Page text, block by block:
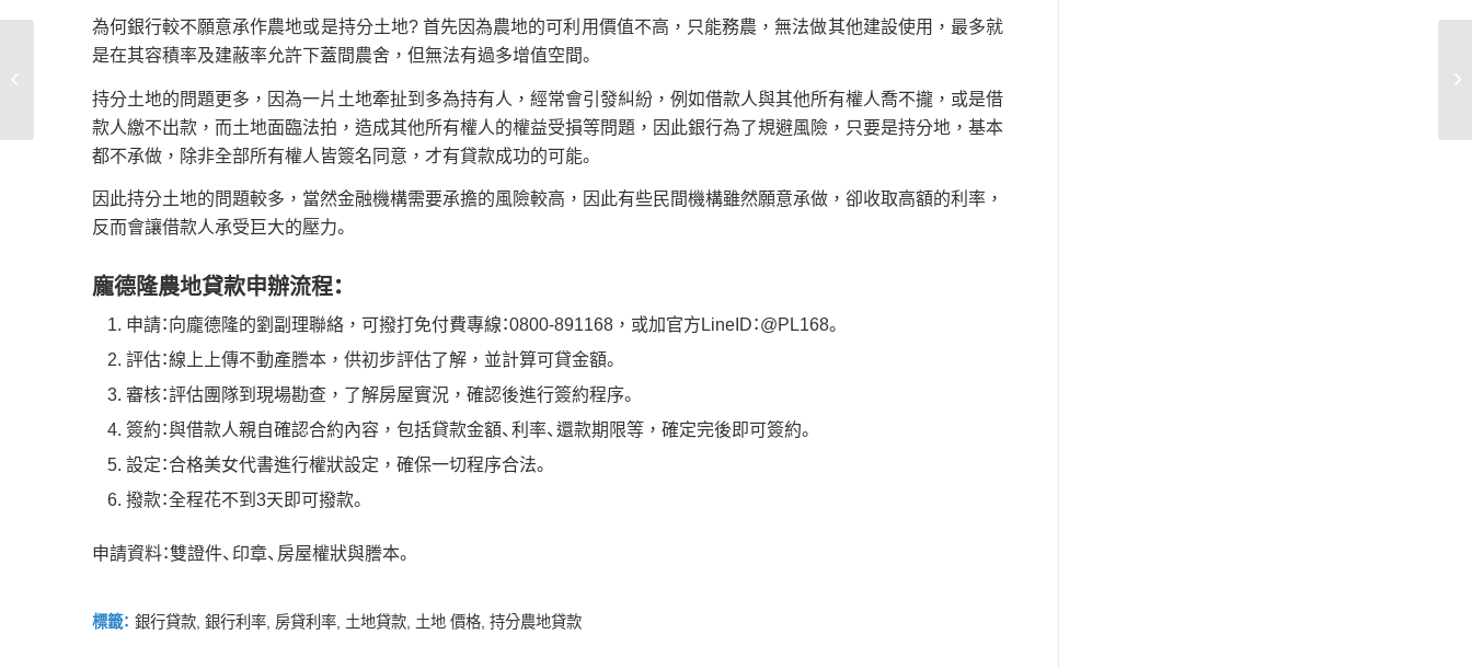
為何銀行較不願意承作農地或是持分土地? 首先因為農地的可利用價值不高，只能務農，無法做其他建設使用，最多就
是在其容積率及建蔽率允許下蓋間農舍，但無法有過多增值空間。
持分土地的問題更多，因為一片土地牽扯到多為持有人，經常會引發糾紛，例如借款人與其他所有權人喬不攏，或是借
款人繳不出款，而土地面臨法拍，造成其他所有權人的權益受損等問題，因此銀行為了規避風險，只要是持分地，基本
都不承做，除非全部所有權人皆簽名同意，才有貸款成功的可能。
因此持分土地的問題較多，當然金融機構需要承擔的風險較高，因此有些民間機構雖然願意承做，卻收取高額的利率，
反而會讓借款人承受巨大的壓力。
龐德隆農地貸款申辦流程：
申請：向龐德隆的劉副理聯絡，可撥打免付費專線：0800-891168，或加官方LineID：@PL168。
評估：線上上傳不動產謄本，供初步評估了解，並計算可貸金額。
審核：評估團隊到現場勘查，了解房屋實況，確認後進行簽約程序。
簽約：與借款人親自確認合約內容，包括貸款金額、利率、還款期限等，確定完後即可簽約。
設定：合格美女代書進行權狀設定，確保一切程序合法。
撥款：全程花不到3天即可撥款。
申請資料：雙證件、印章、房屋權狀與謄本。
標籤： 銀行貸款, 銀行利率, 房貸利率, 土地貸款, 土地 價格, 持分農地貸款
南投二胎房貸每月應付